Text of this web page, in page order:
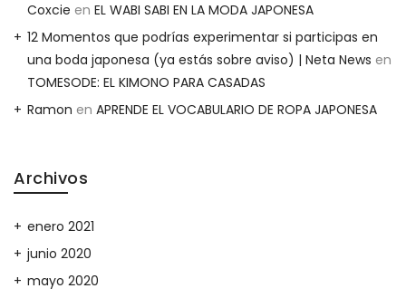
Coxcie en EL WABI SABI EN LA MODA JAPONESA
12 Momentos que podrías experimentar si participas en
una boda japonesa (ya estás sobre aviso) | Neta News en
TOMESODE: EL KIMONO PARA CASADAS
Ramon en APRENDE EL VOCABULARIO DE ROPA JAPONESA
Archivos
enero 2021
junio 2020
mayo 2020